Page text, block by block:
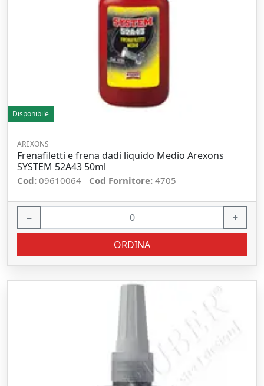
Disponibile
AREXONS
Frenafiletti e frena dadi liquido Medio Arexons
SYSTEM 52A43 50ml
Cod: 09610064 Cod Fornitore: 4705
− +
ORDINA